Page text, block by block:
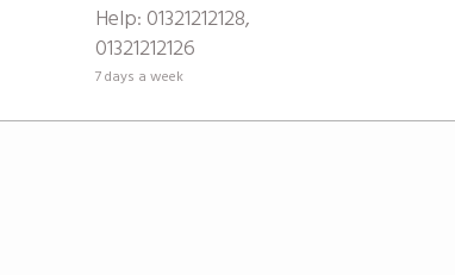
Help: 01321212128,
01321212126
7 days a week